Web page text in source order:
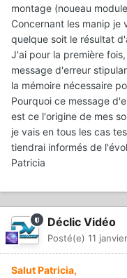
montage (noueau
Concernant les manip je
quelque soit le résultat
J'ai pour la première
message d'erreur
la mémoire nécessaire
Pourquoi ce message
est ce l'origine de mes
je vais en tous les cas
tiendrai informés de
Patricia
Déclic Vidéo
Posté(e) 11
Salut Patricia,